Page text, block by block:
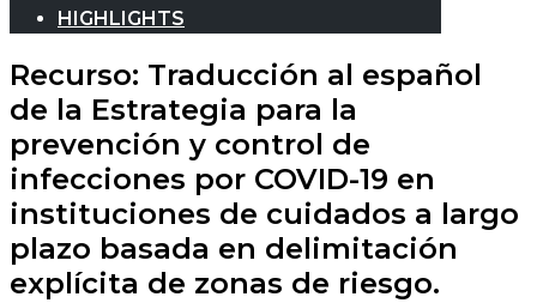
HIGHLIGHTS
Recurso: Traducción al español
de la Estrategia para la
prevención y control de
infecciones por COVID-19 en
instituciones de cuidados a largo
plazo basada en delimitación
explícita de zonas de riesgo.